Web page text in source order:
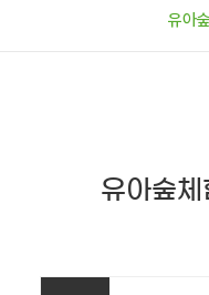
유아
유아숲체